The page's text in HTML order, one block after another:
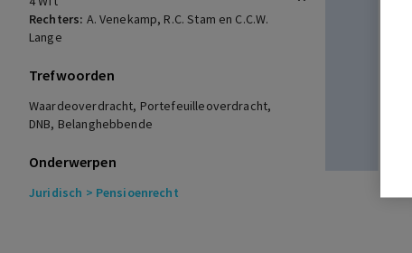
Rechters: A. Venekamp, R.C. Stam en C.C.W.
Lange
Trefwoorden
Waardeoverdracht, Portefeuilleoverdracht,
DNB, Belanghebbende
Onderwerpen
Juridisch > Pensioenrecht